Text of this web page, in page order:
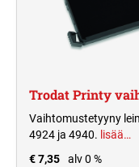
Trodat Printy
Vaihtomustetyyny
4924 ja 4940. lisää…
€ 7,35
alv 0 %